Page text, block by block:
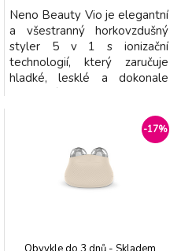
Neno Beauty Vio je elegantní
a všestranný horkovzdušný
styler 5 v 1 s ionizační
technologií, který zaručuje
hladké, lesklé a dokonale
vyměnitelným nástavcům,
přesnému ovládání teploty a
paměťové funkci je styling
rychlý, pohodlný a
přizpůsobený vašim
-17%